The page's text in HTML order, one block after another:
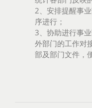
2、安排提醒事
序进行；
3、协助进行事
外部门的工作对
部及部门文件，